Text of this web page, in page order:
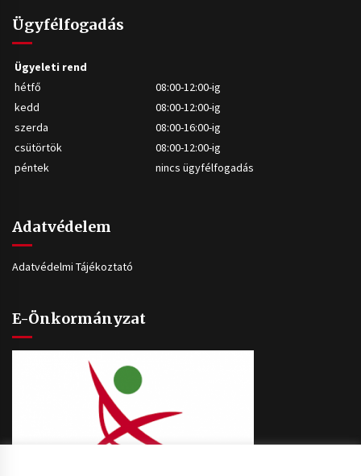
Ügyfélfogadás
Ügyeleti rend
hétfő
08:00-12:00-ig
kedd
08:00-12:00-ig
szerda
08:00-16:00-ig
csütörtök
08:00-12:00-ig
péntek
nincs ügyfélfogadás
Adatvédelem
Adatvédelmi Tájékoztató
E-Önkormányzat